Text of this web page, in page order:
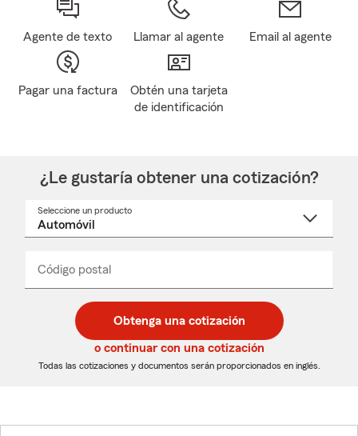
Agente de texto Llamar al agente Email al agente
Pagar una factura
Obtén una tarjeta
de identificación
¿Le gustaría obtener una cotización?
Seleccione un producto
desplegable
Código postal
de
5
dígitos
de
5
dígitos
_____
Obtenga una cotización
o continuar con una cotización
Todas las cotizaciones y documentos serán proporcionados en inglés.